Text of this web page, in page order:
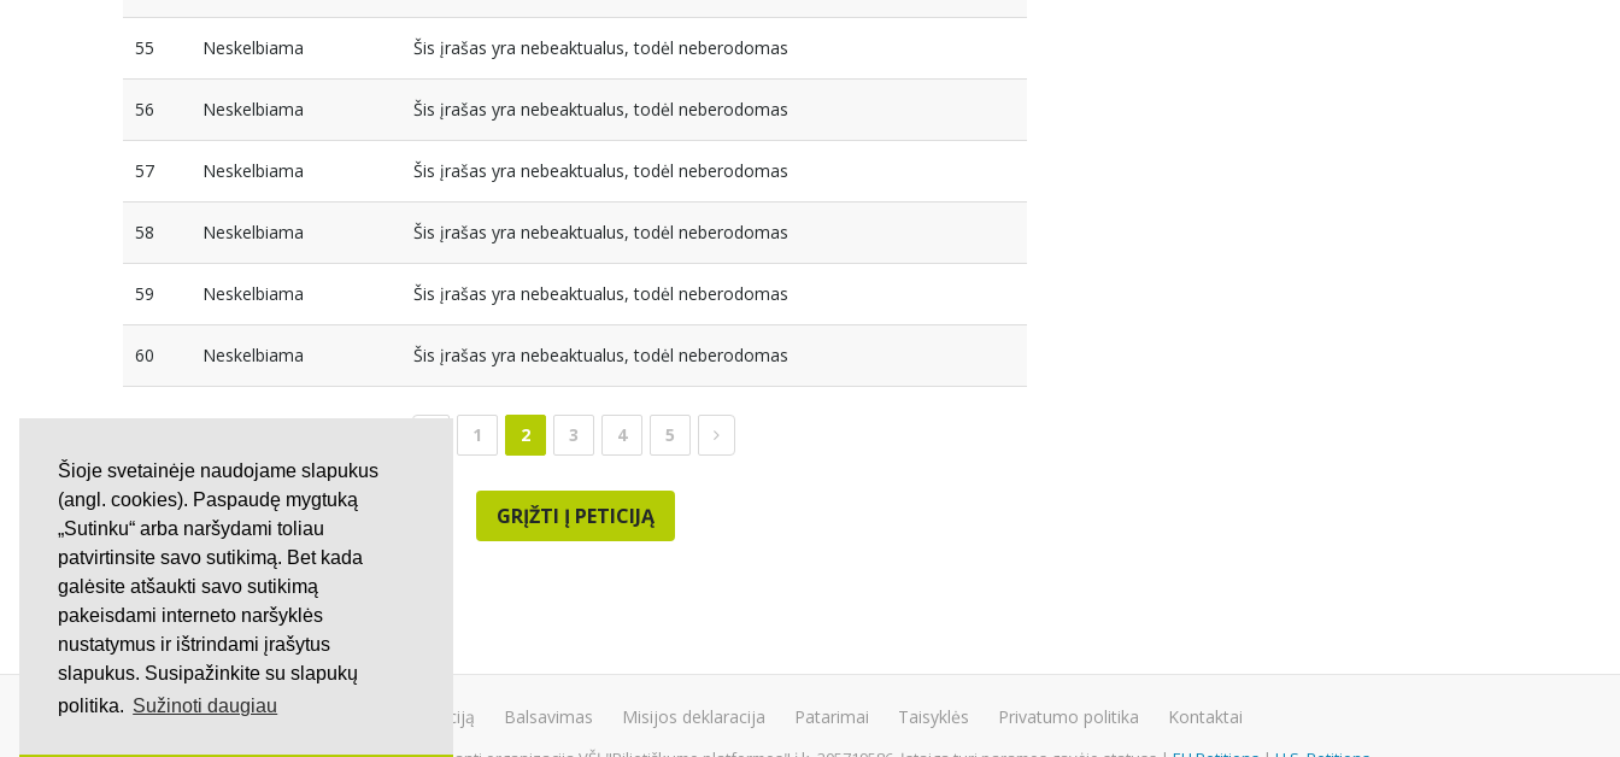
Šioje svetainėje naudojame slapukus
(angl. cookies). Paspaudę mygtuką
„Sutinku“ arba naršydami toliau
patvirtinsite savo sutikimą. Bet kada
galėsite atšaukti savo sutikimą
pakeisdami interneto naršyklės
nustatymus ir ištrindami įrašytus
slapukus. Susipažinkite su slapukų
politika. Sužinoti daugiau
55 Neskelbiama Šis įrašas yra nebeaktualus, todėl neberodomas
56 Neskelbiama Šis įrašas yra nebeaktualus, todėl neberodomas
57 Neskelbiama Šis įrašas yra nebeaktualus, todėl neberodomas
58 Neskelbiama Šis įrašas yra nebeaktualus, todėl neberodomas
59 Neskelbiama Šis įrašas yra nebeaktualus, todėl neberodomas
60 Neskelbiama Šis įrašas yra nebeaktualus, todėl neberodomas
1 2 3 4 5
GRĮŽTI Į PETICIJĄ
Kurti peticiją Balsavimas Misijos deklaracija Patarimai Taisyklės Privatumo politika Kontaktai